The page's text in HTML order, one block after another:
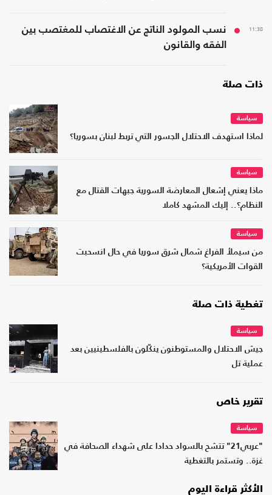
11:38
نسب المولود الناتج عن الاغتصاب للمغتصب بين
الفقه والقانون
ذات صلة
سياسة
لماذا استهدف الاحتلال الجسور التي تربط لبنان بسوريا؟
سياسة
ماذا يعني إشعال المعارضة السورية جبهات القتال مع
النظام؟.. إليك المشهد كاملا
سياسة
من سيملأ الفراغ شمال شرق سوريا في حال انسحبت
القوات الأمريكية؟
تغطية ذات صلة
سياسة
جيش الاحتلال والمستوطنون ينكّلون بالفلسطينيين بعد
عملية تل
تقرير خاص
سياسة
"عربي21" تتشح بالسواد حدادا على شهداء الصحافة في
غزة.. وتستمر بالتغطية
الأكثر قراءة اليوم